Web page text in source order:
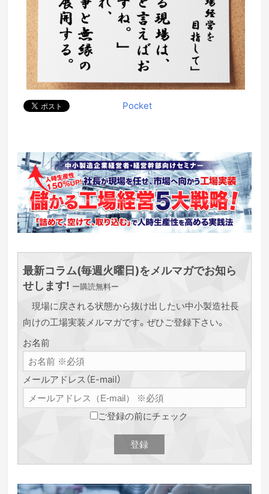
Pocket
最新コラム(毎週火曜日)をメルマガでお知ら
せします! ー購読無料ー
現場に戻される状態から抜け出したい中小製造社長
向けの工場実装メルマガです。ぜひご登録下さい。
お名前
メールアドレス（E-mail）
ご登録の前にチェック